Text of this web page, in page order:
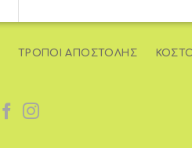
ΤΡΌΠΟΙ ΑΠΟΣΤΟΛΉΣ